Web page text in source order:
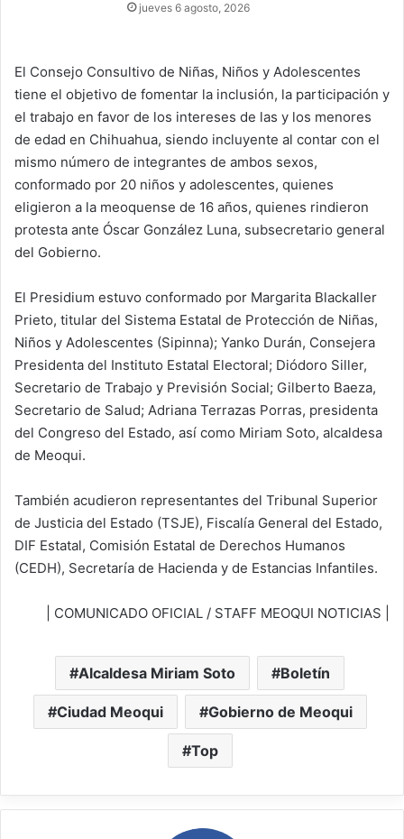
jueves 6 agosto, 2026
El Consejo Consultivo de Niñas, Niños y Adolescentes
tiene el objetivo de fomentar la inclusión, la participación y
el trabajo en favor de los intereses de las y los menores
de edad en Chihuahua, siendo incluyente al contar con el
mismo número de integrantes de ambos sexos,
conformado por 20 niños y adolescentes, quienes
eligieron a la meoquense de 16 años, quienes rindieron
protesta ante Óscar González Luna, subsecretario general
del Gobierno.
El Presidium estuvo conformado por Margarita Blackaller
Prieto, titular del Sistema Estatal de Protección de Niñas,
Niños y Adolescentes (Sipinna); Yanko Durán, Consejera
Presidenta del Instituto Estatal Electoral; Diódoro Siller,
Secretario de Trabajo y Previsión Social; Gilberto Baeza,
Secretario de Salud; Adriana Terrazas Porras, presidenta
del Congreso del Estado, así como Miriam Soto, alcaldesa
de Meoqui.
También acudieron representantes del Tribunal Superior
de Justicia del Estado (TSJE), Fiscalía General del Estado,
DIF Estatal, Comisión Estatal de Derechos Humanos
(CEDH), Secretaría de Hacienda y de Estancias Infantiles.
| COMUNICADO OFICIAL / STAFF MEOQUI NOTICIAS |
Alcaldesa Miriam Soto Boletín
Ciudad Meoqui Gobierno de Meoqui
Top